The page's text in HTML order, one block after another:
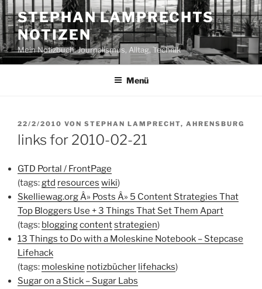
Zum
Inhalt
springen
STEPHAN LAMPRECHTS
NOTIZEN
Mein Notizbuch: Journalismus, Alltag, Technik
Menü
VERÖFFENTLICHT
AM
22/2/2010 VON STEPHAN LAMPRECHT, AHRENSBURG
links for 2010-02-21
GTD Portal / FrontPage
(tags:gtd resources wiki)
Skelliewag.org Â» Posts Â» 5 Content Strategies That
Top Bloggers Use + 3 Things That Set Them Apart
(tags: bloggingcontentstrategien)
13 Things to Do with a Moleskine Notebook – Stepcase
Lifehack
(tags: moleskine notizbücher lifehacks)
Sugar on a Stick – Sugar Labs